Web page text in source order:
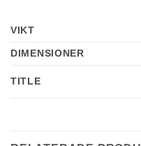
VIKT
DIMENSIONER
TITLE